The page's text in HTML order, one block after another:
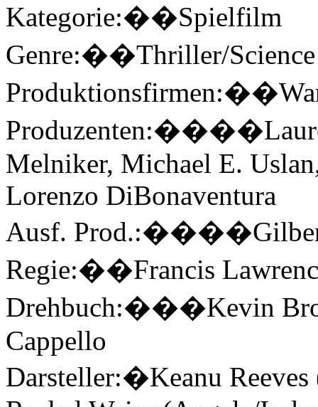
Kategorie:��Spielfilm
Genre:��Thriller/
Melniker, Michael E.
Lorenzo DiBonaventura
Ausf.
Regie:��Francis
Drehbuch:���Kevin
Cappello
Darsteller:�Keanu Reeves